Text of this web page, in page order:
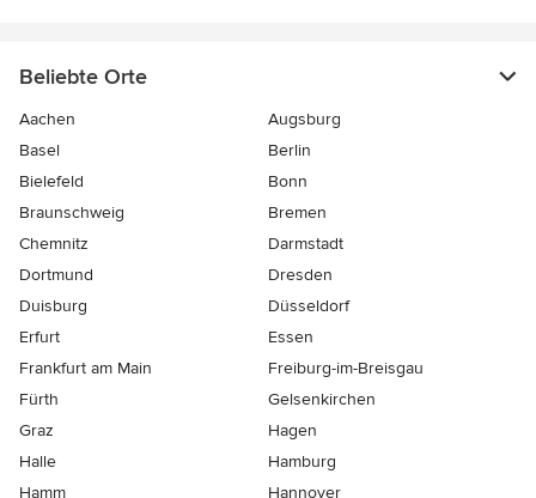
Beliebte Orte
Aachen
Augsburg
Basel
Berlin
Bielefeld
Bonn
Braunschweig
Bremen
Chemnitz
Darmstadt
Dortmund
Dresden
Duisburg
Düsseldorf
Erfurt
Essen
Frankfurt am Main
Freiburg-im-Breisgau
Fürth
Gelsenkirchen
Graz
Hagen
Halle
Hamburg
Hamm
Hannover